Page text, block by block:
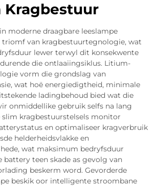
Kragbestuur
moderne draagbare leeslampe
van kragbestuurtegnologie, wat
lewer terwyl dit konsekwente
die ontlaaiingsiklus. Litium-
vorm die grondslag van
wat hoë energiedigtheid, minimale
ladingbehoud bied wat die
onmiddellike gebruik selfs na lang
slim kragbestuurstelsels monitor
en optimaliseer kragverbruik
helderheidsvlakke en
wat maksimum bedryfsduur
battery teen skade as gevolg van
beskerm word. Gevorderde
beskik oor intelligente stroombane